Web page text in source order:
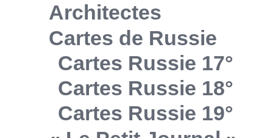
Architectes
Cartes de Russie
Cartes Russie 17°
Cartes Russie 18°
Cartes Russie 19°